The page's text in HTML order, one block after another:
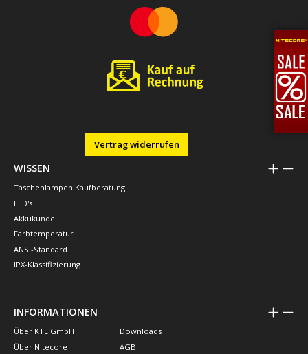
Vertrag widerrufen
WISSEN
Taschenlampen Kaufberatung
LED's
Akkukunde
Farbtemperatur
ANSI-Standard
IPX-Klassifizierung
INFORMATIONEN
Über KTL GmbH
Über Nitecore
Downloads
AGB